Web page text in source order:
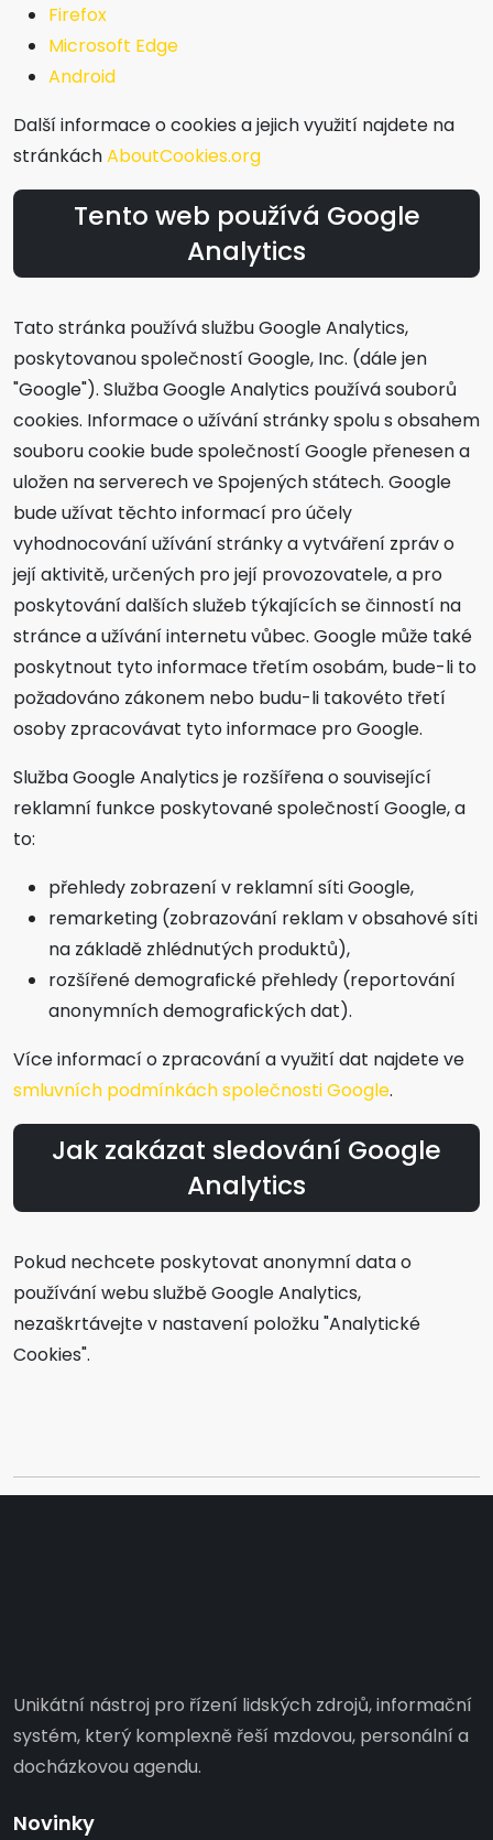
Firefox
Microsoft Edge
Android
Další informace o cookies a jejich využití najdete na
stránkáchAboutCookies.org
Tento web používá Google
Analytics
Tato stránka používá službu Google Analytics,
poskytovanou společností Google, Inc. (dále jen
"Google"). Služba Google Analytics používá souborů
cookies. Informace o užívání stránky spolu s obsahem
souboru cookie bude společností Google přenesen a
uložen na serverech ve Spojených státech. Google
bude užívat těchto informací pro účely
vyhodnocování užívání stránky a vytváření zpráv o
její aktivitě, určených pro její provozovatele, a pro
poskytování dalších služeb týkajících se činností na
stránce a užívání internetu vůbec. Google může také
poskytnout tyto informace třetím osobám, bude-li to
požadováno zákonem nebo budu-li takovéto třetí
osoby zpracovávat tyto informace pro Google.
Služba Google Analytics je rozšířena o související
reklamní funkce poskytované společností Google, a
to:
přehledy zobrazení v reklamní síti Google,
remarketing (zobrazování reklam v obsahové síti
na základě zhlédnutých produktů),
rozšířené demografické přehledy (reportování
anonymních demografických dat).
Více informací o zpracování a využití dat najdete ve
smluvních podmínkách společnosti Google.
Jak zakázat sledování Google
Analytics
Pokud nechcete poskytovat anonymní data o
používání webu službě Google Analytics,
nezaškrtávejte v nastavení položku "Analytické
Cookies".
Unikátní nástroj pro řízení lidských zdrojů, informační
systém, který komplexně řeší mzdovou, personální a
docházkovou agendu.
Novinky